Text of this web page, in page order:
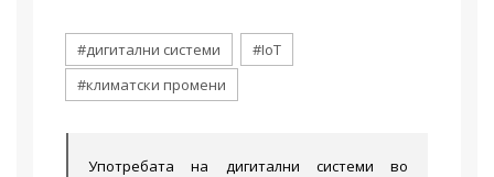
#дигитални системи
#IoT
#климатски промени
Употребата на дигитални системи во